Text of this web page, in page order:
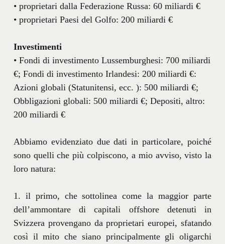
• proprietari dalla Federazione Russa: 60 miliardi €
• proprietari Paesi del Golfo: 200 miliardi €
Investimenti
• Fondi di investimento Lussemburghesi: 700 miliardi
€; Fondi di investimento Irlandesi: 200 miliardi €:
Azioni globali (Statunitensi, ecc. ): 500 miliardi €;
Obbligazioni globali: 500 miliardi €; Depositi, altro:
200 miliardi €
Abbiamo evidenziato due dati in particolare, poiché
sono quelli che più colpiscono, a mio avviso, visto la
loro natura:
1. il primo, che sottolinea come la maggior parte
dell’ammontare di capitali offshore detenuti in
Svizzera provengano da proprietari europei, sfatando
così il mito che siano principalmente gli oligarchi